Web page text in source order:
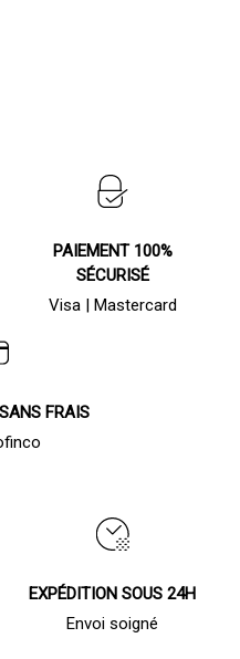
PAIEMENT 100%
SÉCURISÉ
Visa | Mastercard
FRAIS
EXPÉDITION SOUS 24H
Envoi soigné